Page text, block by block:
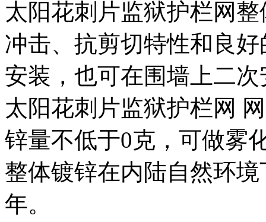
太阳花刺片监狱护栏网
冲击、抗剪切特性和良
安装，也可在围墙上二
太阳花刺片监狱护栏网
锌量不低于0克，可做雾
整体镀锌在内陆自然环
年。